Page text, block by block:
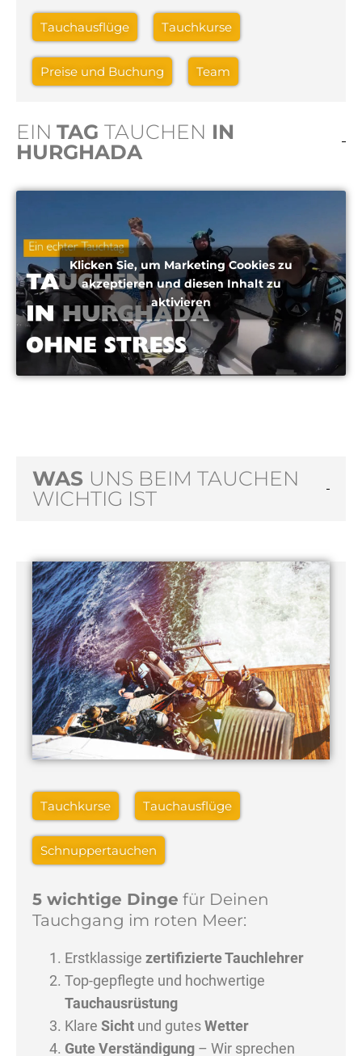
Tauchausflüge Tauchkurse
Preise und Buchung Team
EIN TAG TAUCHEN IN
HURGHADA
Klicken Sie, um Marketing Cookies zu
akzeptieren und diesen Inhalt zu
aktivieren
WAS UNS BEIM TAUCHEN
WICHTIG IST
Tauchkurse Tauchausflüge
Schnuppertauchen
5 wichtige Dinge für Deinen
Tauchgang im roten Meer:
Erstklassigezertifizierte Tauchlehrer
Top-gepflegte und hochwertige
Tauchausrüstung
KlareSicht und gutesWetter
Gute Verständigung – Wir sprechen